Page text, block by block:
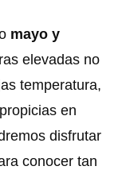
mayo y
elevadas no
temperatura,
en
disfrutar
conocer tan